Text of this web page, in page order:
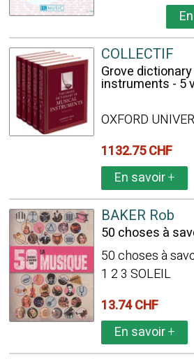
COLLECTIF
Grove
instruments - 5
OXFORD
1132.75 CHF
En savoir+
BAKER Rob
50 choses à
50 choses à
1 2 3 SOLEIL
13.74 CHF
En savoir+